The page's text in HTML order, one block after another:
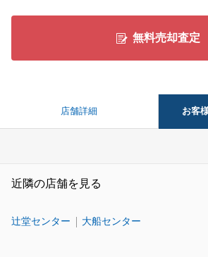
無料売却査定
店舗詳細 お客
近隣の店舗を見る
辻堂センター 大船センター